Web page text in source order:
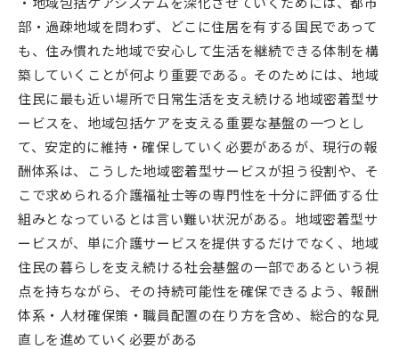
部・過疎地域を問わず、どこに住居を有する国民であって
も、住み慣れた地域で安心して生活を継続できる体制を構
築していくことが何より重要である。そのためには、地域
住民に最も近い場所で日常生活を支え続ける地域密着型サ
ービスを、地域包括ケアを支える重要な基盤の一つとし
て、安定的に維持・確保していく必要があるが、現行の報
酬体系は、こうした地域密着型サービスが担う役割や、そ
こで求められる介護福祉士等の専門性を十分に評価する仕
組みとなっているとは言い難い状況がある。地域密着型サ
ービスが、単に介護サービスを提供するだけでなく、地域
住民の暮らしを支え続ける社会基盤の一部であるという視
点を持ちながら、その持続可能性を確保できるよう、報酬
体系・人材確保策・職員配置の在り方を含め、総合的な見
直しを進めていく必要がある